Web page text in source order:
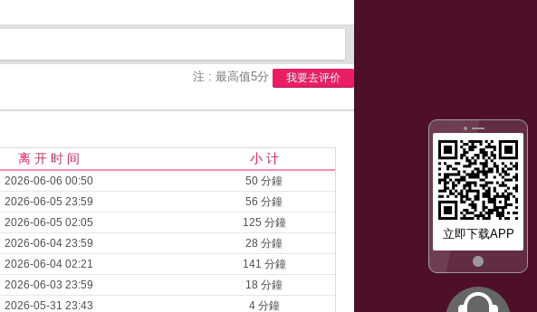
立即下载APP
注 : 最高值5分 我要去评价
离 开 时 间 小 计
2026-06-06 00:50
50 分鐘
2026-06-05 23:59
56 分鐘
2026-06-05 02:05
125 分鐘
2026-06-04 23:59
28 分鐘
2026-06-04 02:21
141 分鐘
2026-06-03 23:59
18 分鐘
2026-05-31 23:43 4 分鐘